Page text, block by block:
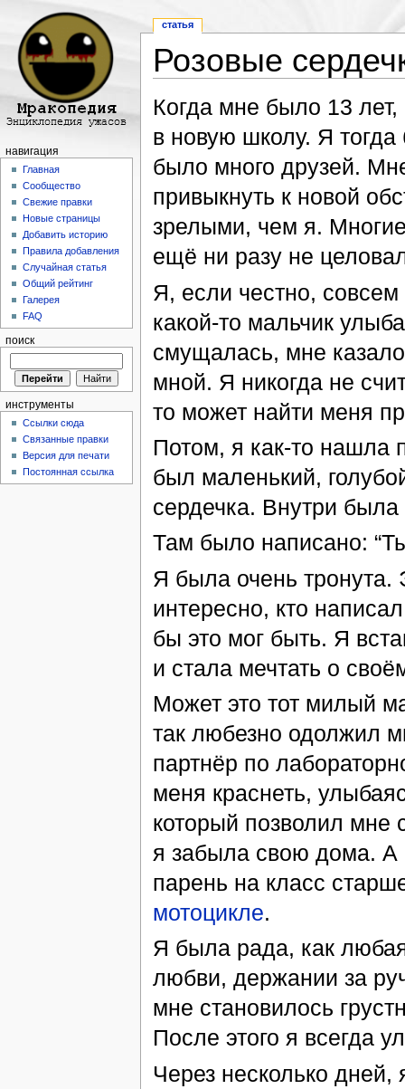
Розовые
Когда мне было 13
в новую школу. Я
было много друзей.
привыкнуть к новой
зрелыми, чем я.
ещё ни разу не
Я, если честно,
какой-то мальчик
смущалась, мне
мной. Я никогда не
то может найти меня
Потом, я как-то
был маленький,
сердечка. Внутри была
Там было написано:
Я была очень
интересно, кто
бы это мог быть. Я
и стала мечтать о
Может это тот милый
так любезно одолжил
партнёр по
меня краснеть,
который позволил мне
я забыла свою дома. А
парень на класс
мотоцикле.
Я была рада, как
любви, держании за
мне становилось
После этого я всегда
Через несколько
статья
навигация
Главная
Сообщество
Свежие правки
Новые страницы
Добавить историю
Правила добавления
Случайная статья
Общий рейтинг
Галерея
FAQ
поиск
инструменты
Ссылки сюда
Связанные правки
Версия для печати
Постоянная ссылка